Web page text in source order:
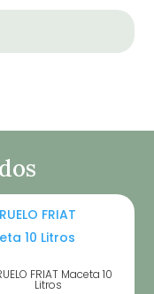
FRIAT Maceta 10
Litros